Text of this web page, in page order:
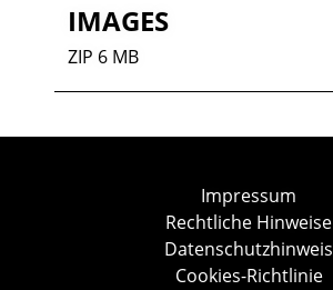
IMAGES
ZIP 6 MB
Impressum
Rechtliche Hinweise
Datenschutzhinweis
Cookies-Richtlinie